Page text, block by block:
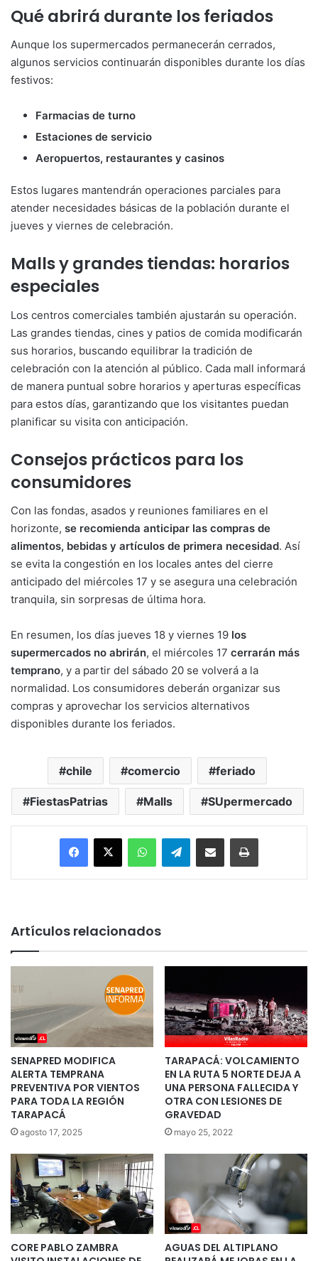
Qué abrirá durante los feriados
Aunque los supermercados permanecerán cerrados,
algunos servicios continuarán disponibles durante los días
festivos:
Farmacias de turno
Estaciones de servicio
Aeropuertos, restaurantes y casinos
Estos lugares mantendrán operaciones parciales para
atender necesidades básicas de la población durante el
jueves y viernes de celebración.
Malls y grandes tiendas: horarios
especiales
Los centros comerciales también ajustarán su operación.
Las grandes tiendas, cines y patios de comida modificarán
sus horarios, buscando equilibrar la tradición de
celebración con la atención al público. Cada mall informará
de manera puntual sobre horarios y aperturas específicas
para estos días, garantizando que los visitantes puedan
planificar su visita con anticipación.
Consejos prácticos para los
consumidores
Con las fondas, asados y reuniones familiares en el
horizonte, se recomienda anticipar las compras de
alimentos, bebidas y artículos de primera necesidad. Así
se evita la congestión en los locales antes del cierre
anticipado del miércoles 17 y se asegura una celebración
tranquila, sin sorpresas de última hora.
En resumen, los días jueves 18 y viernes 19 los
supermercados no abrirán, el miércoles 17 cerrarán más
temprano, y a partir del sábado 20 se volverá a la
normalidad. Los consumidores deberán organizar sus
compras y aprovechar los servicios alternativos
disponibles durante los feriados.
chile comercio feriado
FiestasPatrias Malls SUpermercado
Facebook
X WhatsAppTelegramEnviar vía email Imprimir
Artículos relacionados
SENAPRED MODIFICA
ALERTA TEMPRANA
PREVENTIVA POR VIENTOS
PARA TODA LA REGIÓN
TARAPACÁ
agosto 17, 2025
TARAPACÁ: VOLCAMIENTO
EN LA RUTA 5 NORTE DEJA A
UNA PERSONA FALLECIDA Y
OTRA CON LESIONES DE
GRAVEDAD
mayo 25, 2022
CORE PABLO ZAMBRA
AGUAS DEL ALTIPLANO